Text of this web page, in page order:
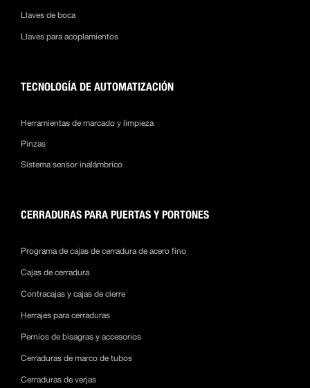
Llaves de boca
Llaves para acoplamientos
TECNOLOGÍA DE AUTOMATIZACIÓN
Herramientas de marcado y limpieza
Pinzas
Sistema sensor inalámbrico
CERRADURAS PARA PUERTAS Y PORTONES
Programa de cajas de cerradura de acero fino
Cajas de cerradura
Contracajas y cajas de cierre
Herrajes para cerraduras
Pernios de bisagras y accesorios
Cerraduras de marco de tubos
Cerraduras de verjas